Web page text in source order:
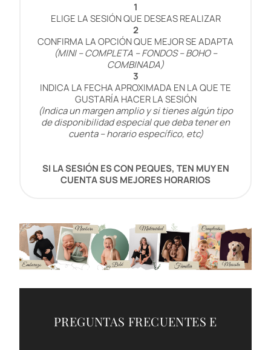
1
ELIGE LA SESIÓN QUE DESEAS REALIZAR
2
CONFIRMA LA OPCIÓN QUE MEJOR SE ADAPTA
(MINI – COMPLETA – FONDOS – BOHO –
COMBINADA)
3
INDICA LA FECHA APROXIMADA EN LA QUE TE
GUSTARÍA HACER LA SESIÓN
(Indica un margen amplio y si tienes algún tipo
de disponibilidad especial que deba tener en
cuenta – horario específico, etc)
SI LA SESIÓN ES CON PEQUES, TEN MUY EN
CUENTA SUS MEJORES HORARIOS
PREGUNTAS FRECUENTES E